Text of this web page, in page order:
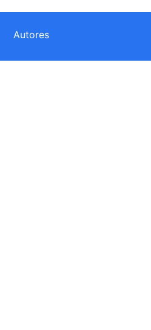
Autores